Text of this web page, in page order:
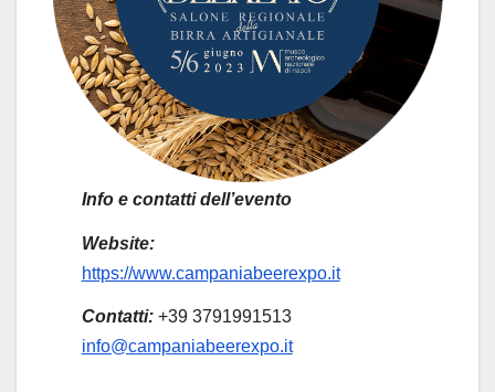
Info e contatti dell’evento
Website:
https://www.campaniabeerexpo.it
Contatti:+39 3791991513
info@campaniabeerexpo.it